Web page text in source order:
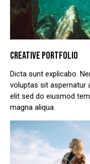
CREATIVE PORTFOLIO
Dicta sunt explicabo.
voluptas sit aspernatur
elit sed do eiusmod
magna aliqua.